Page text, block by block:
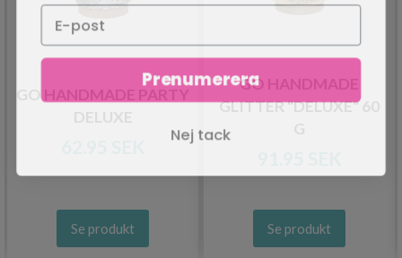
GO HANDMADE PARTY
Se produkt
GO HANDMADE
GLITTER "DELUXE" 60
Se produkt
Prenumerera
Nej tack